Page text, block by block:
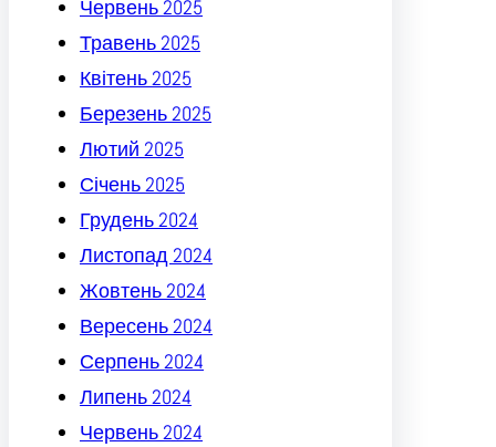
Червень 2025
Травень 2025
Квітень 2025
Березень 2025
Лютий 2025
Січень 2025
Грудень 2024
Листопад 2024
Жовтень 2024
Вересень 2024
Серпень 2024
Липень 2024
Червень 2024